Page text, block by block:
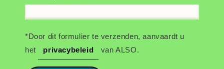
*Door dit formulier te verzenden, aanvaardt u
het
privacybeleid van ALSO.